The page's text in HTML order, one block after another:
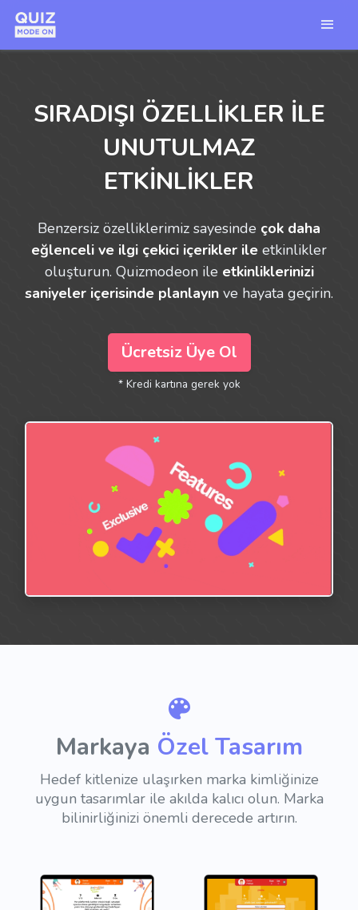
SIRADIŞI ÖZELLIKLER ILE
UNUTULMAZ
ETKINLIKLER
Benzersiz özelliklerimiz sayesinde çok daha
eğlenceli ve ilgi çekici içerikler ile etkinlikler
oluşturun. Quizmodeon ile etkinliklerinizi
saniyeler içerisinde planlayın ve hayata geçirin.
Ücretsiz Üye Ol
* Kredi kartına gerek yok
Markaya Özel Tasarım
Hedef kitlenize ulaşırken marka kimliğinize
uygun tasarımlar ile akılda kalıcı olun. Marka
bilinirliğinizi önemli derecede artırın.